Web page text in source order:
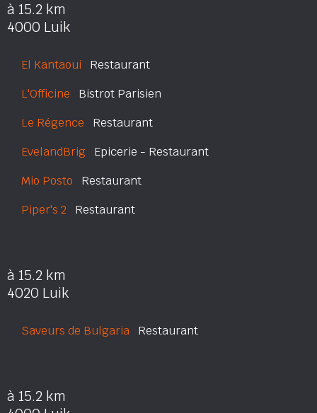
à 15.2 km
4000 Luik
El Kantaoui Restaurant
L'Officine Bistrot Parisien
Le Régence Restaurant
EvelandBrig Epicerie - Restaurant
Mio Posto Restaurant
Piper's 2 Restaurant
à 15.2 km
4020 Luik
Saveurs de Bulgaria Restaurant
à 15.2 km